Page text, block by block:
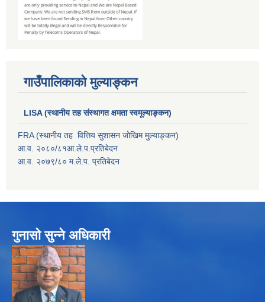
गाउँपालिकाको मुल्याङ्कन
LISA (स्थानीय तह संस्थागत क्षमता स्वमूल्याङ्कन)
FRA (स्थानीय तह वित्तिय सुशासन जोखिम मुल्याङ्कन)
आ.व. २०८०/८१आ.ले.प.प्रतिबेदन
आ.व. २०७९/८० म.ले.प. प्रतिबेदन
गुनासो सुन्ने अधिकारी